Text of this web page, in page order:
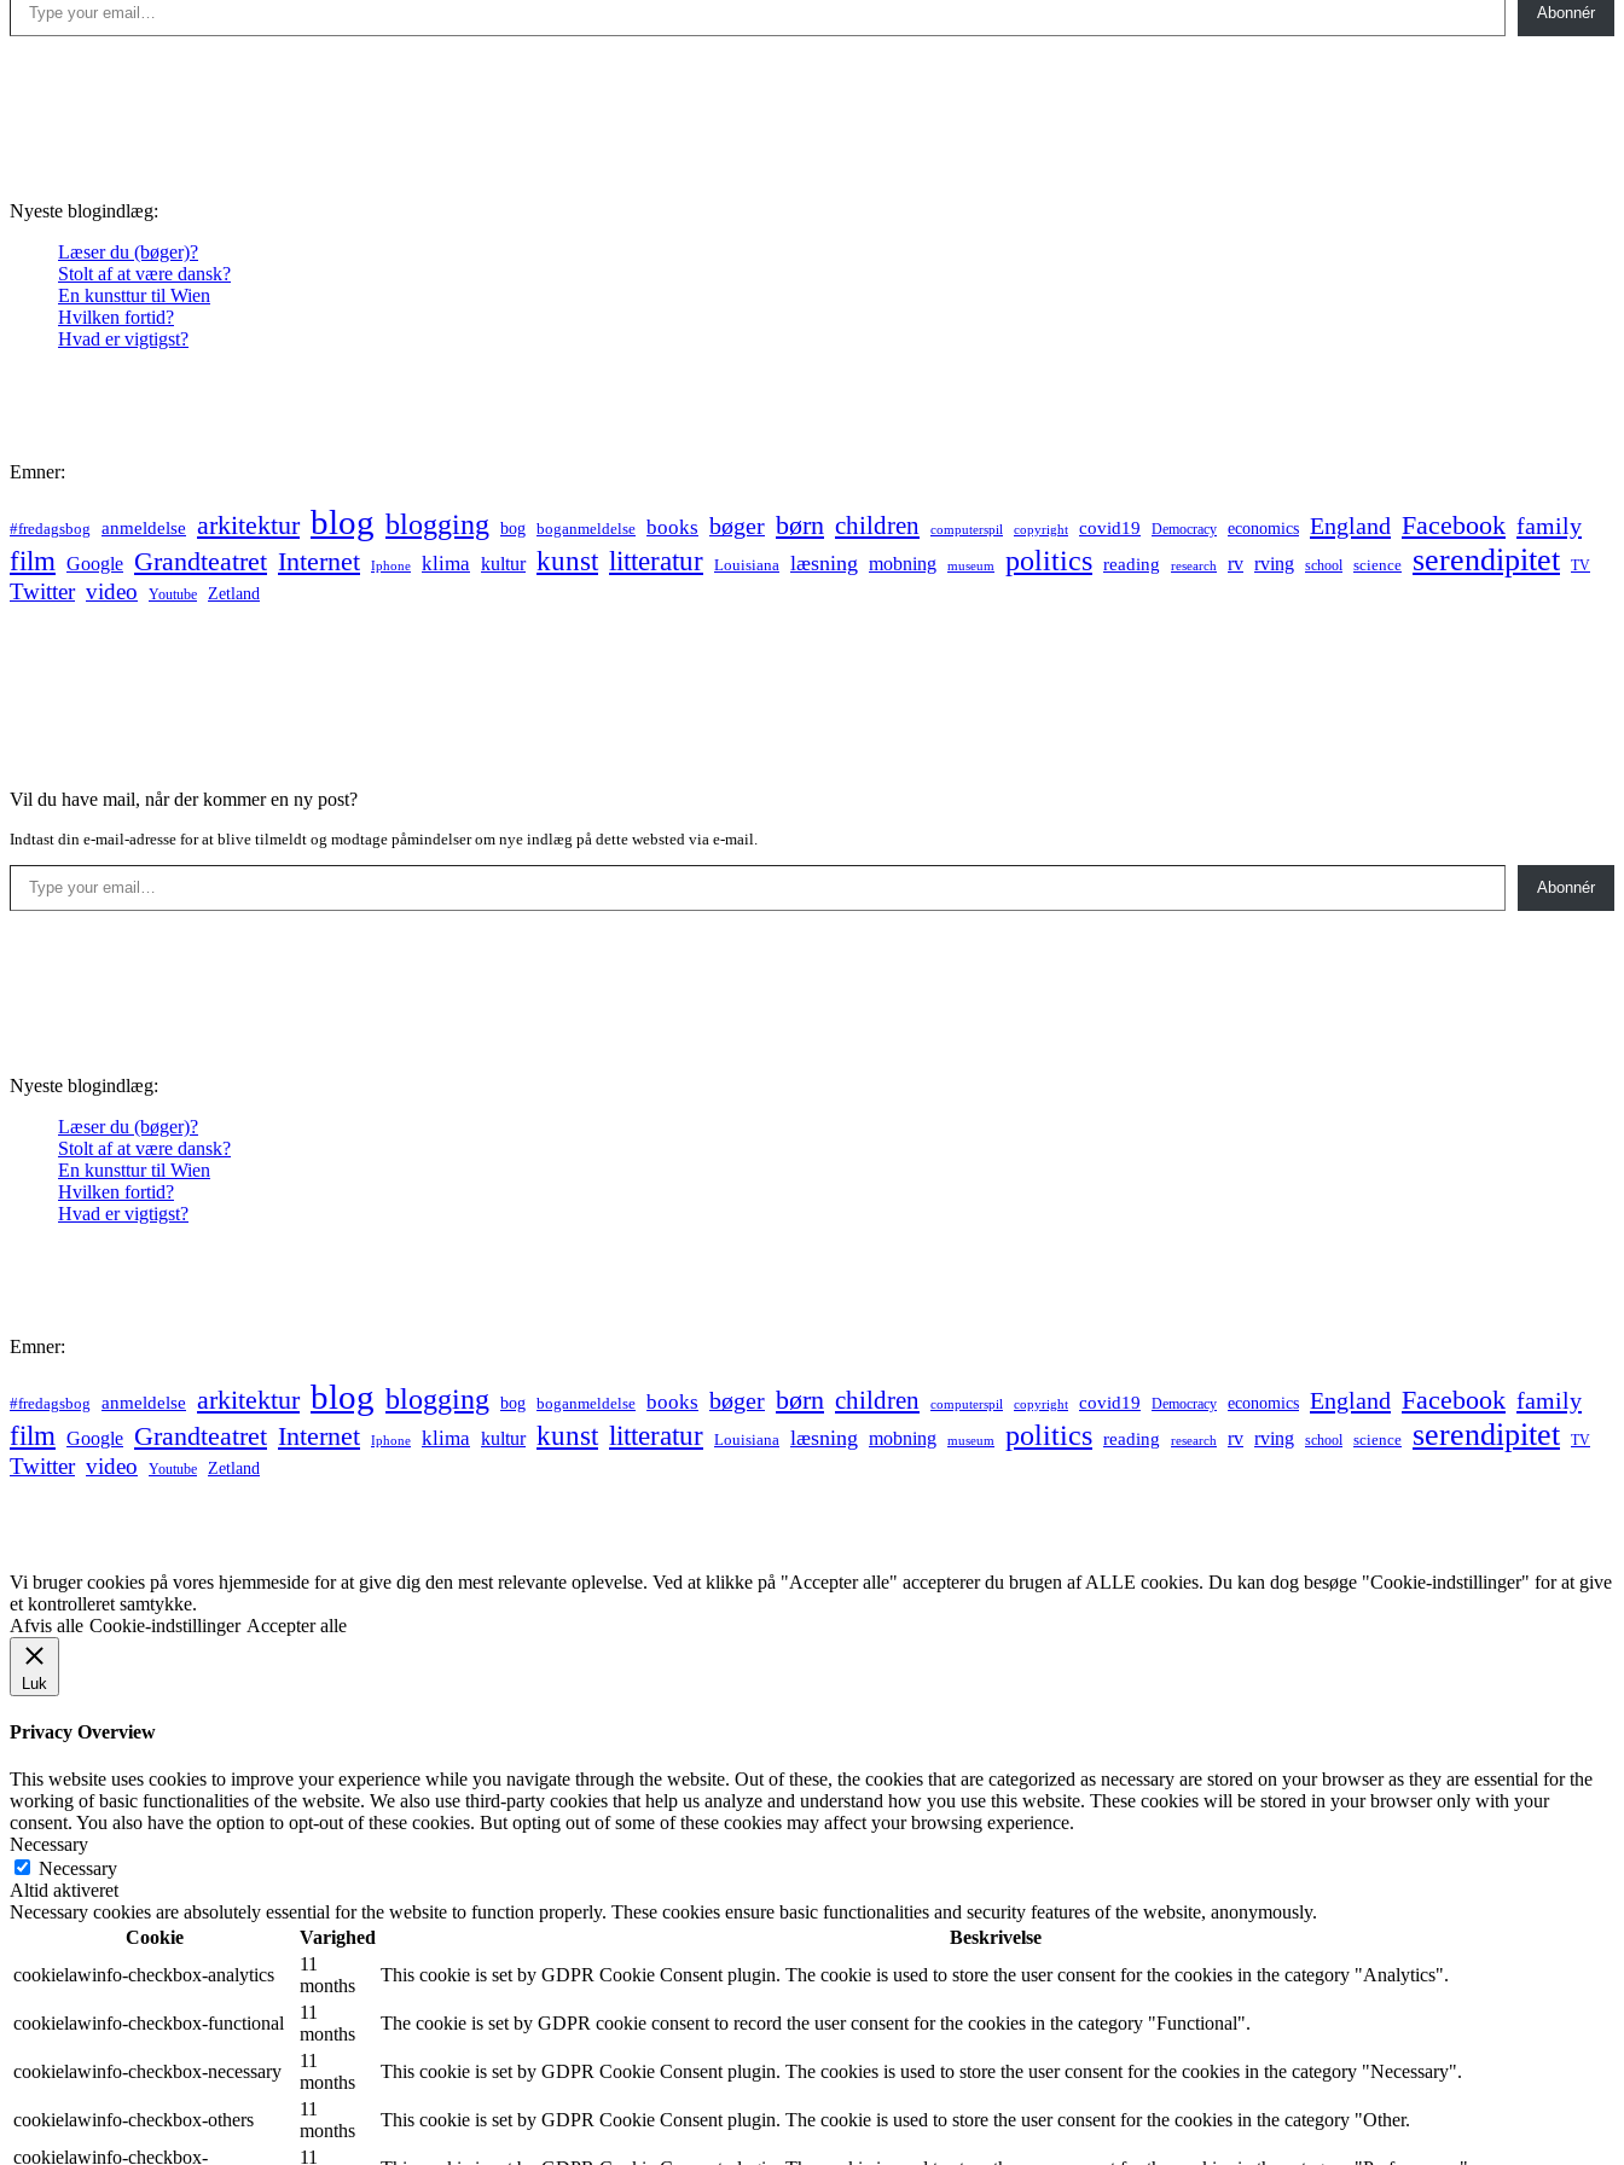
Abonnér
Nyeste blogindlæg:
Læser du (bøger)?
Stolt af at være dansk?
En kunsttur til Wien
Hvilken fortid?
Hvad er vigtigst?
Emner:
#fredagsbog anmeldelse arkitektur blog blogging bog boganmeldelse books bøger børn children computerspil copyright covid19 Democracy economics England Facebook family
film Google Grandteatret Internet Iphone klima kultur kunst litteratur Louisiana læsning mobning museum politics reading research rv rving school science serendipitet TV
Twitter video Youtube Zetland
Vil du have mail, når der kommer en ny post?
Indtast din e-mail-adresse for at blive tilmeldt og modtage påmindelser om nye indlæg på dette websted via e-mail.
Type your email…
Abonnér
Nyeste blogindlæg:
Læser du (bøger)?
Stolt af at være dansk?
En kunsttur til Wien
Hvilken fortid?
Hvad er vigtigst?
Emner:
#fredagsbog anmeldelse arkitektur blog blogging bog boganmeldelse books bøger børn children computerspil copyright covid19 Democracy economics England Facebook family
film Google Grandteatret Internet Iphone klima kultur kunst litteratur Louisiana læsning mobning museum politics reading research rv rving school science serendipitet TV
Twitter video Youtube Zetland
Vi bruger cookies på vores hjemmeside for at give dig den mest relevante oplevelse. Ved at klikke på "Accepter alle" accepterer du brugen af ALLE cookies. Du kan dog besøge "Cookie-indstillinger" for at give
et kontrolleret samtykke.
Afvis alle Cookie-indstillinger Accepter alle
Luk
Privacy Overview
This website uses cookies to improve your experience while you navigate through the website. Out of these, the cookies that are categorized as necessary are stored on your browser as they are essential for the
working of basic functionalities of the website. We also use third-party cookies that help us analyze and understand how you use this website. These cookies will be stored in your browser only with your
consent. You also have the option to opt-out of these cookies. But opting out of some of these cookies may affect your browsing experience.
Necessary
Necessary
Altid aktiveret
Necessary cookies are absolutely essential for the website to function properly. These cookies ensure basic functionalities and security features of the website, anonymously.
Cookie
Varighed
Beskrivelse
cookielawinfo-checkbox-analytics
11
months
This cookie is set by GDPR Cookie Consent plugin. The cookie is used to store the user consent for the cookies in the category "Analytics".
cookielawinfo-checkbox-functional
11
months
The cookie is set by GDPR cookie consent to record the user consent for the cookies in the category "Functional".
cookielawinfo-checkbox-necessary
11
months
This cookie is set by GDPR Cookie Consent plugin. The cookies is used to store the user consent for the cookies in the category "Necessary".
cookielawinfo-checkbox-others
11
months
This cookie is set by GDPR Cookie Consent plugin. The cookie is used to store the user consent for the cookies in the category "Other.
cookielawinfo-checkbox-
11